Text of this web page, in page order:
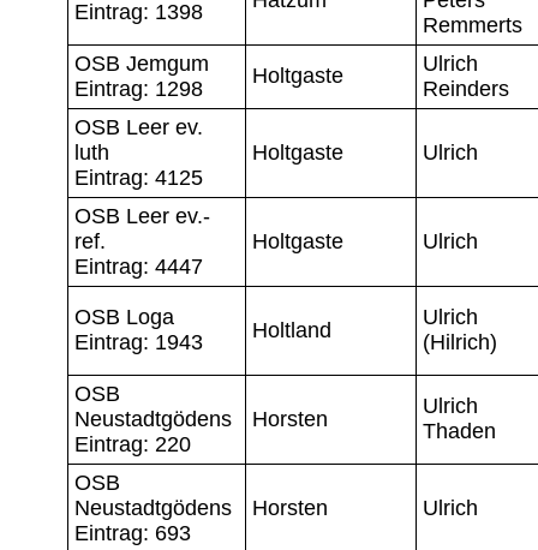
Eintrag: 1398
Remmerts
OSB Jemgum
Eintrag: 1298
Holtgaste
Ulrich
Reinders
OSB Leer ev.
luth
Eintrag: 4125
Holtgaste Ulrich
OSB Leer ev.-
ref.
Eintrag: 4447
Holtgaste Ulrich
OSB Loga
Eintrag: 1943
Holtland
Ulrich
(Hilrich)
OSB
Neustadtgödens
Eintrag: 220
Horsten
Ulrich
Thaden
OSB
Neustadtgödens
Eintrag: 693
Horsten Ulrich